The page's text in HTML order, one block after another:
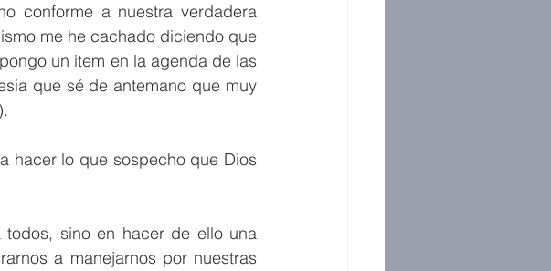
conforme a nuestra verdadera
me he cachado diciendo que
un item en la agenda de las
que sé de antemano que muy
hacer lo que sospecho que Dios
sino en hacer de ello una
a manejarnos por nuestras